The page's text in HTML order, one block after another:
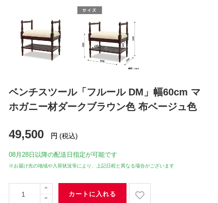
ベンチスツール「フルール DM」幅60cm マ
ホガニー材ダークブラウン色 布ベージュ色
49,500 円 (税込)
08月28日 以降の配送日指定が可能です
※お届け先の地域や入荷状況等により、上記日程と異なる場合がございます
カートに入れる